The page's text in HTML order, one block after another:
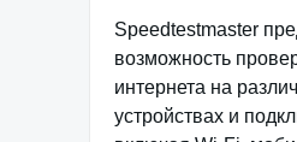
Speedtestmaster
возможность
интернета на
устройствах и